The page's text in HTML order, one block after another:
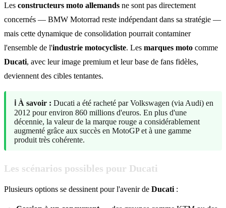
Les constructeurs moto allemands ne sont pas directement
concernés — BMW Motorrad reste indépendant dans sa stratégie —
mais cette dynamique de consolidation pourrait contaminer
l'ensemble de l'industrie motocycliste. Les marques moto comme
Ducati, avec leur image premium et leur base de fans fidèles,
deviennent des cibles tentantes.
ℹ️ À savoir : Ducati a été racheté par Volkswagen (via Audi) en
2012 pour environ 860 millions d'euros. En plus d'une
décennie, la valeur de la marque rouge a considérablement
augmenté grâce aux succès en MotoGP et à une gamme
produit très cohérente.
Les scénarios possibles pour Ducati
Plusieurs options se dessinent pour l'avenir de Ducati :